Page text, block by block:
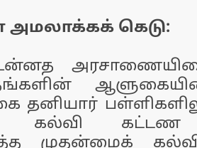
அமலாக்கக் கெடு:
தங்களின்
தனியார்
கல்வி
முதன்மைக்